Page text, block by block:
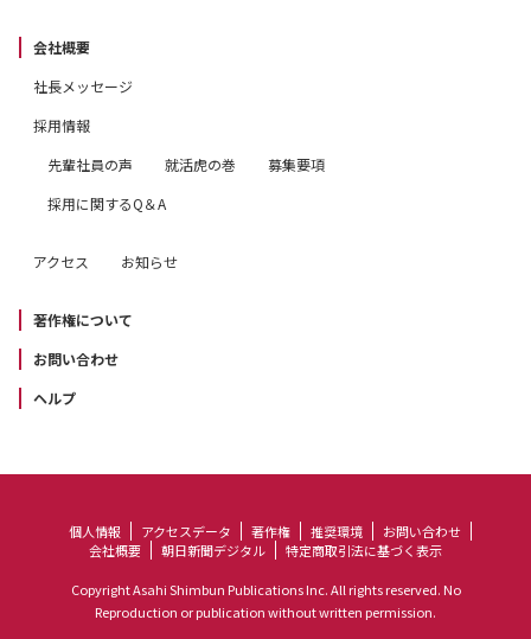
会社概要
社長メッセージ
採用情報
先輩社員の声
就活虎の巻
募集要項
採用に関するQ＆A
アクセス お知らせ
著作権について
お問い合わせ
ヘルプ
個人情報 アクセスデータ 著作権 推奨環境
お問い合わせ
会社概要
朝日新聞デジタル 特定商取引法に基づく表示
Copyright Asahi Shimbun Publications Inc. All rights reserved. No
Reproduction or publication without written permission.